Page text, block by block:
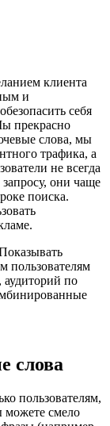
клиента
и
себя
прекрасно
слова, мы
трафика, а
не всегда
они чаще
поиска.
пользователям
по
слова
пользователям,
можете смело